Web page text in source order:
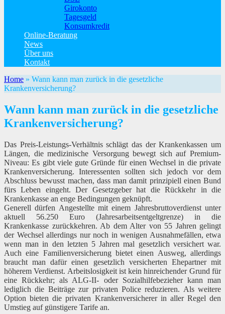
Girokonto
Tagesgeld
Konsumkredit
Online-Beratung
News
Über uns
Kontakt
Home » Wann kann man zurück in die gesetzliche
Krankenversicherung?
Wann kann man zurück in die gesetzliche
Krankenversicherung?
Das Preis-Leistungs-Verhältnis schlägt das der Krankenkassen um
Längen, die medizinische Versorgung bewegt sich auf Premium-
Niveau: Es gibt viele gute Gründe für einen Wechsel in die private
Krankenversicherung. Interessenten sollten sich jedoch vor dem
Abschluss bewusst machen, dass man damit prinzipiell einen Bund
fürs Leben eingeht. Der Gesetzgeber hat die Rückkehr in die
Krankenkasse an enge Bedingungen geknüpft.
Generell dürfen Angestellte mit einem Jahresbruttoverdienst unter
aktuell 56.250 Euro (Jahresarbeitsentgeltgrenze) in die
Krankenkasse zurückkehren. Ab dem Alter von 55 Jahren gelingt
der Wechsel allerdings nur noch in wenigen Ausnahmefällen, etwa
wenn man in den letzten 5 Jahren mal gesetzlich versichert war.
Auch eine Familienversicherung bietet einen Ausweg, allerdings
braucht man dafür einen gesetzlich versicherten Ehepartner mit
höherem Verdienst. Arbeitslosigkeit ist kein hinreichender Grund für
eine Rückkehr; als ALG-II- oder Sozialhilfebezieher kann man
lediglich die Beiträge zur privaten Police reduzieren. Als weitere
Option bieten die privaten Krankenversicherer in aller Regel den
Umstieg auf günstigere Tarife an.